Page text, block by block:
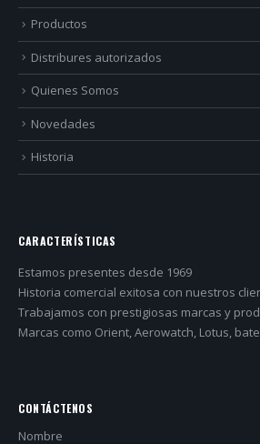
Productos
Distribures autorizados
Quienes Somos
Novedades
Historia
CARACTERÍSTICAS
Estamos presentes desde 1969
Historia comercial exitosa con nuestros
Trabajamos con prestigiosas marcas y
Marcas como Orient, Aerowatch, Lotus,
CONTÁCTENOS
Nombre